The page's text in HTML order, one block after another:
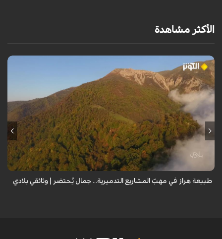
الأكثر مشاهدة
من قلب طبيعة هراز التي كانت يوماً من أجمل الموائل الطبيعية في إيران، يحذر
المعد من كارثة بيئية: "وحش الأعمال والمشاريع التدميرية تنهش بجسم
طبيعة هراز في مهبّ المشاريع التدميرية... جمال يُحتضر | وثائقي بلادي